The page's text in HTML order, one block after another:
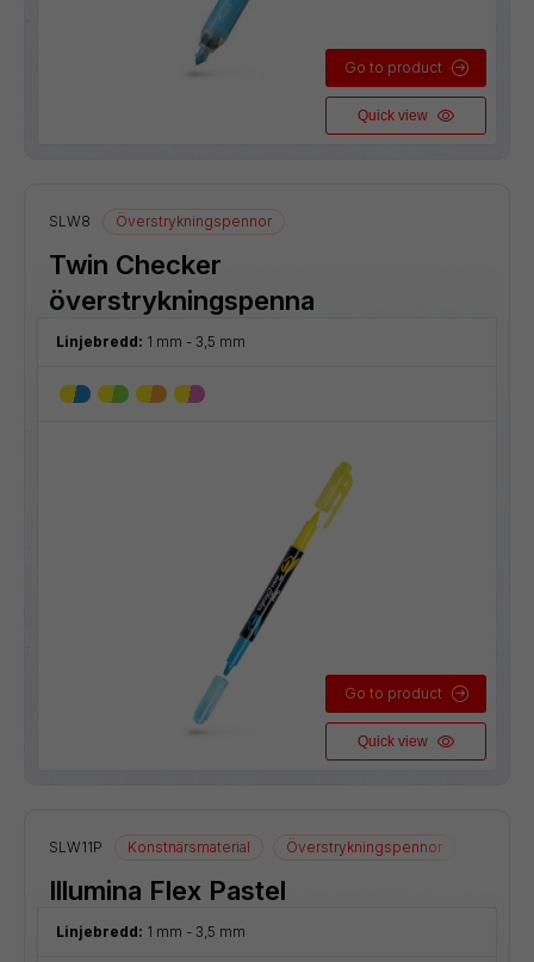
Go to product
Quick view
SLW8 Överstrykningspennor
Twin Checker
överstrykningspenna
Linjebredd: 1 mm - 3,5 mm
Go to product
Quick view
SLW11P Konstnärsmaterial Överstrykningspennor
Illumina Flex Pastel
Linjebredd: 1 mm - 3,5 mm